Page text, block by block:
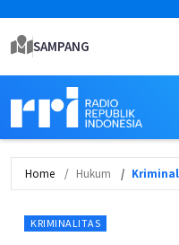
SAMPANG
Home Hukum
KRIMINALITAS